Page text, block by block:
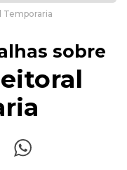
Temporaria
sobre